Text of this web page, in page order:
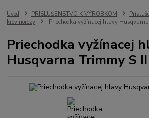
Úvod PRÍSLUŠENSTVO K VÝROBKOM
krovinorezy
Priechodka vyžínacej hlavy
Priechodka vyžínacej
Husqvarna Trimmy S II